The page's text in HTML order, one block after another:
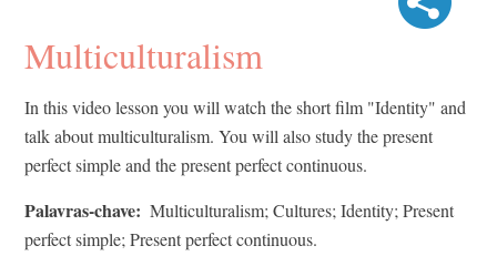
Multiculturalism
In this video lesson you will watch the short film "Identity" and
talk about multiculturalism. You will also study the present
perfect simple and the present perfect continuous.
Palavras-chave
Multiculturalism; Cultures; Identity; Present
perfect simple; Present perfect continuous.